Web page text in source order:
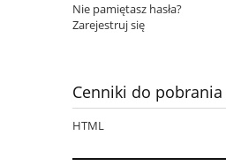
Nie pamiętasz hasła?
Zarejestruj się
Cenniki do pobrania
HTML